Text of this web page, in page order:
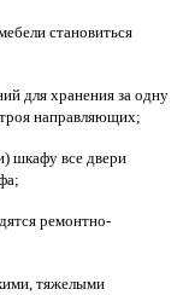
становиться
для хранения за одну
направляющих;
шкафу все двери
ремонтно-
тяжелыми